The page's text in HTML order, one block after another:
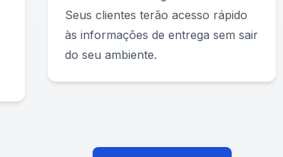
Seus clientes terão acesso rápido
às informações de entrega sem sair
do seu ambiente.